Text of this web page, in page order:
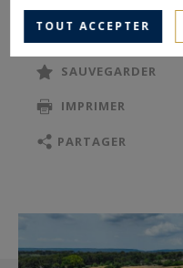
sous sol
Le rez-de-chaussée
droite à gauche :
salle à manger, une
et une petite cave ,
dégagement avec
SAUVEGARDER
IMPRIMER
PARTAGER
TOUT ACCEPTER